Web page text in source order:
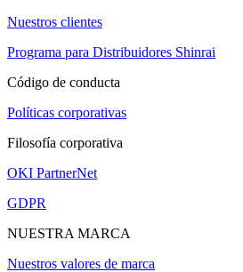
Nuestros clientes
Programa para Distribuidores Shinrai
Código de conducta
Políticas corporativas
Filosofía corporativa
OKI PartnerNet
GDPR
NUESTRA MARCA
Nuestros valores de marca